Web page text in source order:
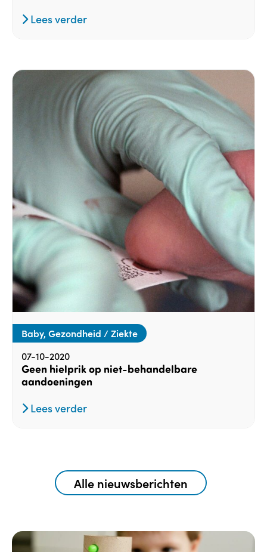
Lees verder
Baby, Gezondheid / Ziekte
07-10-2020
Geen hielprik op niet-behandelbare
aandoeningen
Lees verder
Alle nieuwsberichten